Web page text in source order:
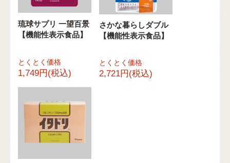
琉球サプリ 一望百景
【機能性表示食品】
とくとく価格
1,749円(税込)
さかな暮らしダブル
【機能性表示食品】
とくとく価格
2,721円(税込)